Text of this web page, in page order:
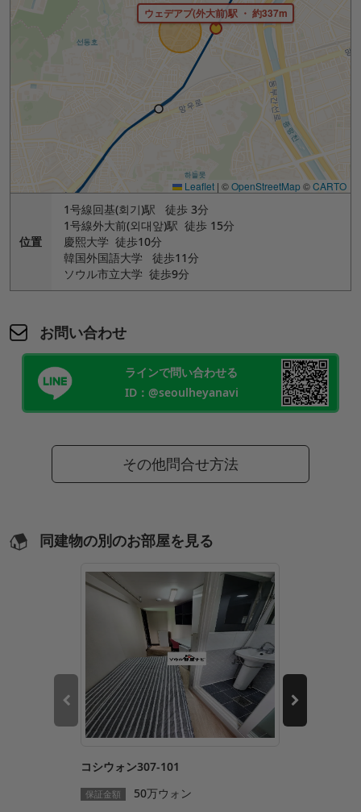
ウェデアプ(外大前)駅 ・ 約337m
Leaflet | ©OpenStreetMap©CARTO
位置
1号線回基(회기)駅 徒歩 3分
1号線外大前(외대앞)駅 徒歩 15分
慶熙大学 徒歩10分
韓国外国語大学 徒歩11分
ソウル市立大学 徒歩9分
お問い合わせ
ラインで問い合わせる
ID：@seoulheyanavi
その他問合せ方法
同建物の別のお部屋を見る
コシウォン307-101
保証金額 50万ウォン